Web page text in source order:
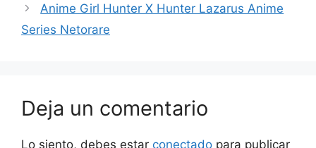
Anime Girl Hunter X Hunter Lazarus Anime
Series Netorare
Deja un comentario
Lo siento, debes estar conectado para publicar